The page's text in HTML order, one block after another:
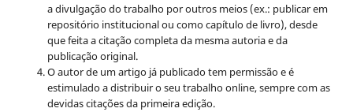
a divulgação do trabalho por outros meios (ex.: publicar em
repositório institucional ou como capítulo de livro), desde
que feita a citação completa da mesma autoria e da
publicação original.
O autor de um artigo já publicado tem permissão e é
estimulado a distribuir o seu trabalho online, sempre com as
devidas citações da primeira edição.